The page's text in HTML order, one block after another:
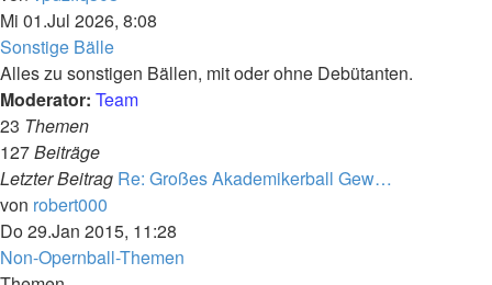
Beitrag
Mi 01.Jul 2026, 8:08
Sonstige Bälle
Alles zu sonstigen Bällen, mit oder ohne Debütanten.
Moderator: Team
23 Themen
127Beiträge
Letzter Beitrag Re: Großes Akademikerball Gew…
von robert000
Beitrag
Do 29.Jan 2015, 11:28
Non-Opernball-Themen